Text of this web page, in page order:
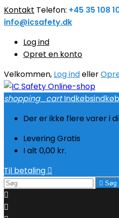
Kontakt Telefon: +45 35 108
info@icsafety.dk
Log ind
Opret en konto
Velkommen, Log indeller
shopping_cart
Der er ikke flere varer i
LeveringGratis
I alt 0,00 kr.
Til betaling 
 Søg

